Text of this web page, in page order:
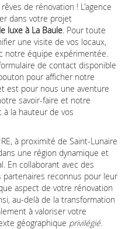
de rénovation ! L'agence
dans votre projet
luxe à La Baule. Pour toute
une visite de vos locaux,
notre équipe expérimentée.
de contact disponible
pour afficher notre
est pour nous une aventure
savoir-faire et notre
la hauteur de vos
à proximité de Saint-Lunaire
une région dynamique et
En collaborant avec des
partenaires reconnus pour leur
aspect de votre rénovation
au-delà de la transformation
à valoriser votre
géographique privilégié.